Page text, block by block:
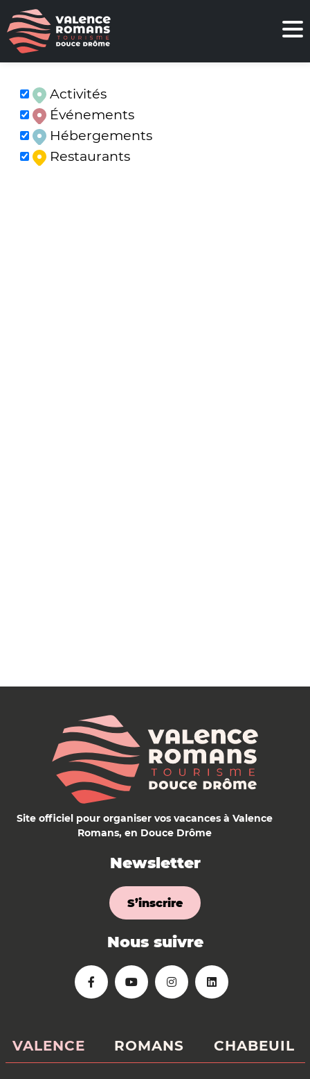
Activités
Événements
Hébergements
Restaurants
Site officiel pour organiser vos vacances à Valence
Romans, en Douce Drôme
Newsletter
S’inscrire
Nous suivre
VALENCE ROMANS CHABEUIL